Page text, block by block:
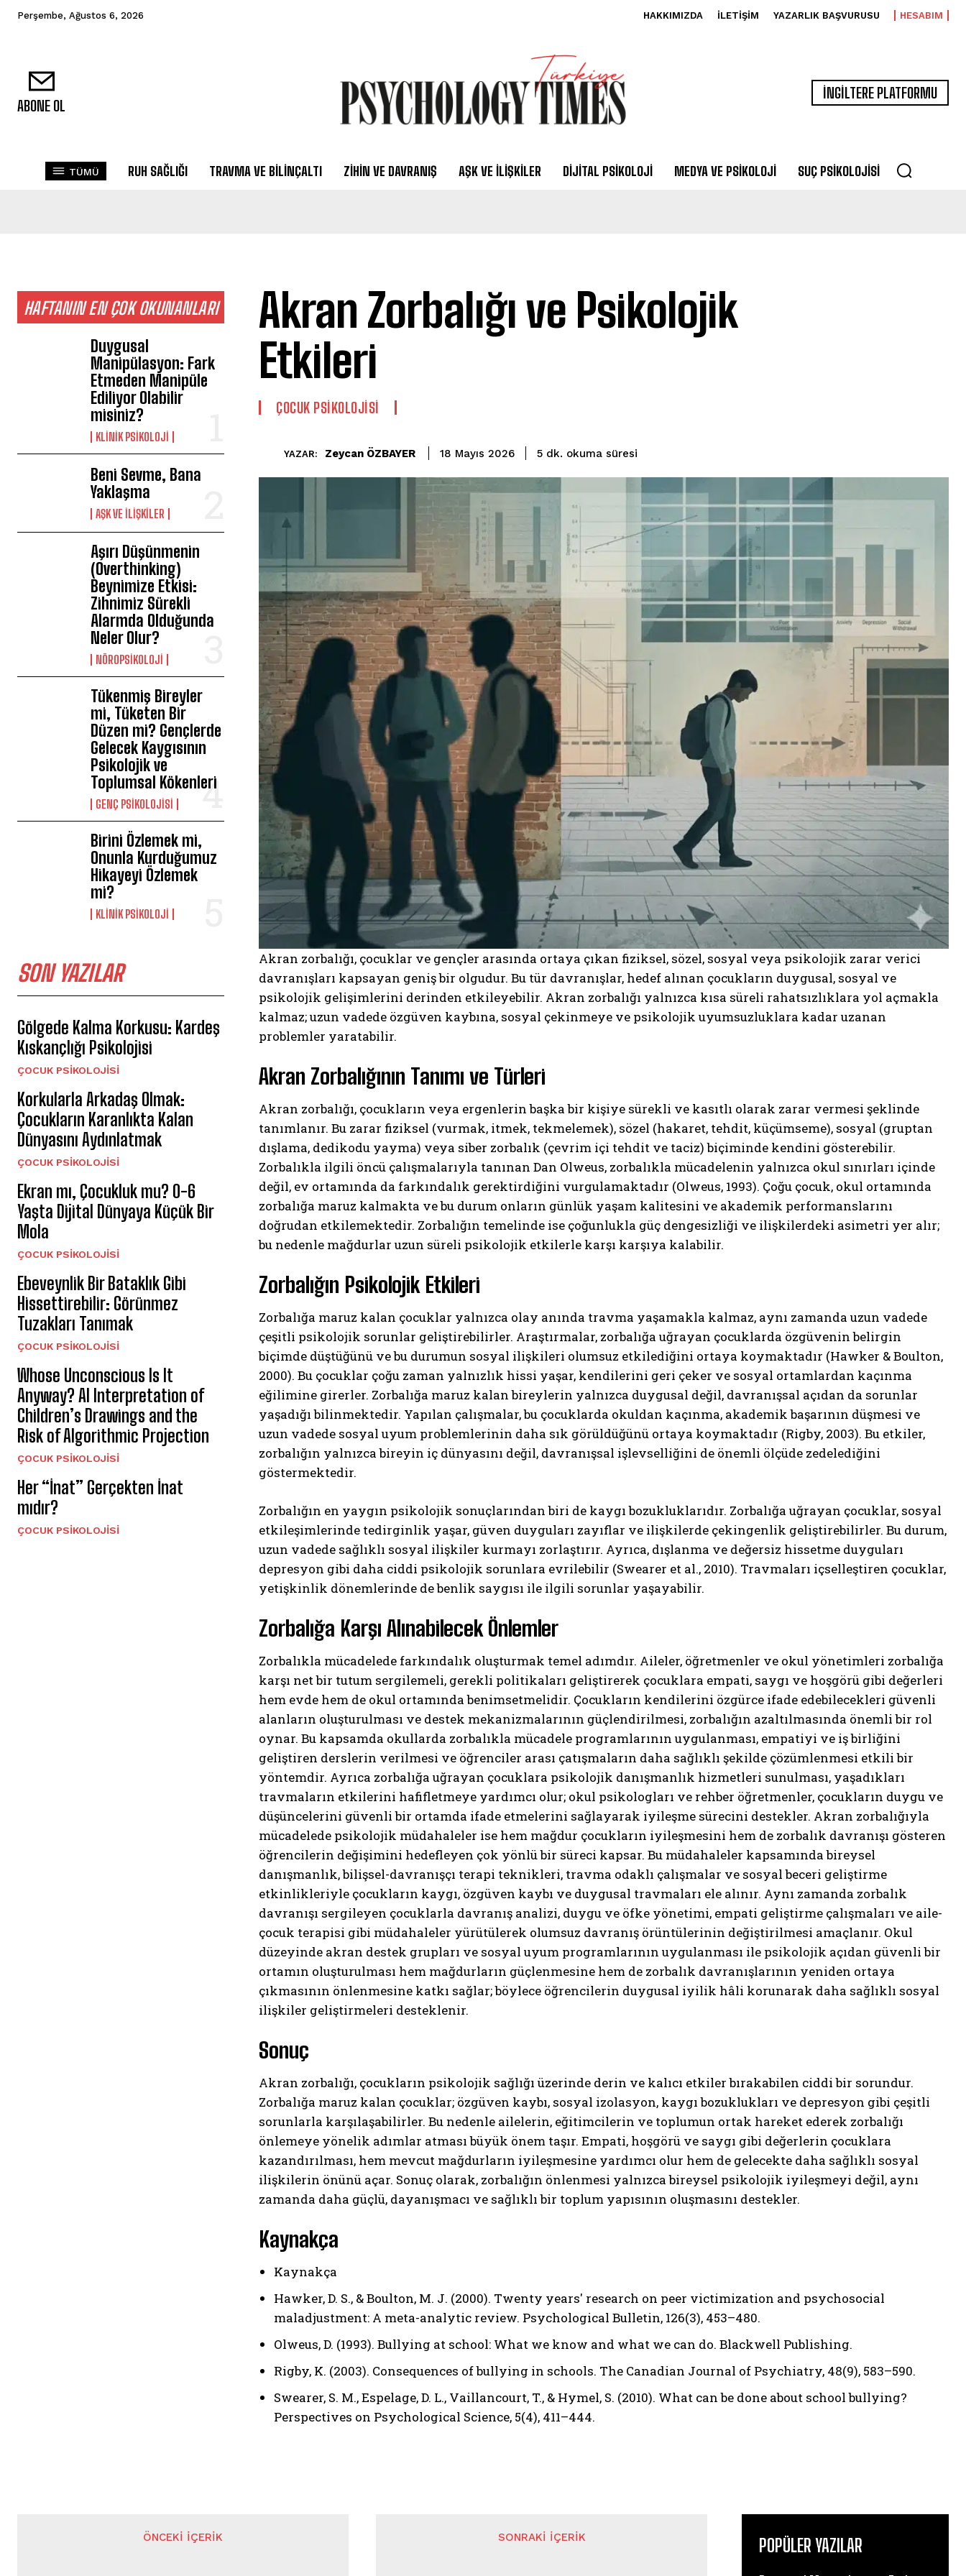
ABONE OL
Gizlilik politikasını
Perşembe, Ağustos 6, 2026 HAKKIMIZDA İLETIŞIM YAZARLIK BAŞVURUSU HESABIM
ABONE OL
İNGİLTERE PLATFORMU
TÜMÜ RUH SAĞLIĞI TRAVMA VE BILINÇALTI ZIHIN VE DAVRANIŞ AŞK VE İLIŞKILER DIJITAL PSIKOLOJI MEDYA VE PSIKOLOJI SUÇ PSIKOLOJISI
HAFTANIN EN ÇOK OKUNANLARI
Duygusal
Manipülasyon: Fark
Etmeden Manipüle
Ediliyor Olabilir
misiniz?
KLINIK PSIKOLOJI
Beni Sevme, Bana
Yaklaşma
AŞK VE İLIŞKILER
Aşırı Düşünmenin
(Overthinking)
Beynimize Etkisi:
Zihnimiz Sürekli
Alarmda Olduğunda
Neler Olur?
NÖROPSIKOLOJI
Tükenmiş Bireyler
mi, Tüketen Bir
Düzen mi? Gençlerde
Gelecek Kaygısının
Psikolojik ve
Toplumsal Kökenleri
GENÇ PSIKOLOJISI
Birini Özlemek mi,
Onunla Kurduğumuz
Hikayeyi Özlemek
mi?
KLINIK PSIKOLOJI
SON YAZILAR
Gölgede Kalma Korkusu: Kardeş
Kıskançlığı Psikolojisi
ÇOCUK PSIKOLOJISI
Korkularla Arkadaş Olmak:
Çocukların Karanlıkta Kalan
Dünyasını Aydınlatmak
ÇOCUK PSIKOLOJISI
Ekran mı, Çocukluk mu? 0-6
Yaşta Dijital Dünyaya Küçük Bir
Mola
ÇOCUK PSIKOLOJISI
Ebeveynlik Bir Bataklık Gibi
Hissettirebilir: Görünmez
Tuzakları Tanımak
ÇOCUK PSIKOLOJISI
Whose Unconscious Is It
Anyway? AI Interpretation of
Children’s Drawings and the
Risk of Algorithmic Projection
ÇOCUK PSIKOLOJISI
Her “İnat” Gerçekten İnat
mıdır?
ÇOCUK PSIKOLOJISI
Akran Zorbalığı ve Psikolojik
Etkileri
ÇOCUK PSIKOLOJISI
YAZAR: Zeycan ÖZBAYER 18 Mayıs 2026 5 dk. okuma süresi
Akran zorbalığı, çocuklar ve gençler arasında ortaya çıkan fiziksel, sözel, sosyal veya psikolojik zarar verici
davranışları kapsayan geniş bir olgudur. Bu tür davranışlar, hedef alınan çocukların duygusal, sosyal ve
psikolojik gelişimlerini derinden etkileyebilir. Akran zorbalığı yalnızca kısa süreli rahatsızlıklara yol açmakla
kalmaz; uzun vadede özgüven kaybına, sosyal çekinmeye ve psikolojik uyumsuzluklara kadar uzanan
problemler yaratabilir.
Akran Zorbalığının Tanımı ve Türleri
Akran zorbalığı, çocukların veya ergenlerin başka bir kişiye sürekli ve kasıtlı olarak zarar vermesi şeklinde
tanımlanır. Bu zarar fiziksel (vurmak, itmek, tekmelemek), sözel (hakaret, tehdit, küçümseme), sosyal (gruptan
dışlama, dedikodu yayma) veya siber zorbalık (çevrim içi tehdit ve taciz) biçiminde kendini gösterebilir.
Zorbalıkla ilgili öncü çalışmalarıyla tanınan Dan Olweus, zorbalıkla mücadelenin yalnızca okul sınırları içinde
değil, ev ortamında da farkındalık gerektirdiğini vurgulamaktadır (Olweus, 1993). Çoğu çocuk, okul ortamında
zorbalığa maruz kalmakta ve bu durum onların günlük yaşam kalitesini ve akademik performanslarını
doğrudan etkilemektedir. Zorbalığın temelinde ise çoğunlukla güç dengesizliği ve ilişkilerdeki asimetri yer alır;
bu nedenle mağdurlar uzun süreli psikolojik etkilerle karşı karşıya kalabilir.
Zorbalığın Psikolojik Etkileri
Zorbalığa maruz kalan çocuklar yalnızca olay anında travma yaşamakla kalmaz, aynı zamanda uzun vadede
çeşitli psikolojik sorunlar geliştirebilirler. Araştırmalar, zorbalığa uğrayan çocuklarda özgüvenin belirgin
biçimde düştüğünü ve bu durumun sosyal ilişkileri olumsuz etkilediğini ortaya koymaktadır (Hawker & Boulton,
2000). Bu çocuklar çoğu zaman yalnızlık hissi yaşar, kendilerini geri çeker ve sosyal ortamlardan kaçınma
eğilimine girerler. Zorbalığa maruz kalan bireylerin yalnızca duygusal değil, davranışsal açıdan da sorunlar
yaşadığı bilinmektedir. Yapılan çalışmalar, bu çocuklarda okuldan kaçınma, akademik başarının düşmesi ve
uzun vadede sosyal uyum problemlerinin daha sık görüldüğünü ortaya koymaktadır (Rigby, 2003). Bu etkiler,
zorbalığın yalnızca bireyin iç dünyasını değil, davranışsal işlevselliğini de önemli ölçüde zedelediğini
göstermektedir.
Zorbalığın en yaygın psikolojik sonuçlarından biri de kaygı bozukluklarıdır. Zorbalığa uğrayan çocuklar, sosyal
etkileşimlerinde tedirginlik yaşar, güven duyguları zayıflar ve ilişkilerde çekingenlik geliştirebilirler. Bu durum,
uzun vadede sağlıklı sosyal ilişkiler kurmayı zorlaştırır. Ayrıca, dışlanma ve değersiz hissetme duyguları
depresyon gibi daha ciddi psikolojik sorunlara evrilebilir (Swearer et al., 2010). Travmaları içselleştiren çocuklar,
yetişkinlik dönemlerinde de benlik saygısı ile ilgili sorunlar yaşayabilir.
Zorbalığa Karşı Alınabilecek Önlemler
Zorbalıkla mücadelede farkındalık oluşturmak temel adımdır. Aileler, öğretmenler ve okul yönetimleri zorbalığa
karşı net bir tutum sergilemeli, gerekli politikaları geliştirerek çocuklara empati, saygı ve hoşgörü gibi değerleri
hem evde hem de okul ortamında benimsetmelidir. Çocukların kendilerini özgürce ifade edebilecekleri güvenli
alanların oluşturulması ve destek mekanizmalarının güçlendirilmesi, zorbalığın azaltılmasında önemli bir rol
oynar. Bu kapsamda okullarda zorbalıkla mücadele programlarının uygulanması, empatiyi ve iş birliğini
geliştiren derslerin verilmesi ve öğrenciler arası çatışmaların daha sağlıklı şekilde çözümlenmesi etkili bir
yöntemdir. Ayrıca zorbalığa uğrayan çocuklara psikolojik danışmanlık hizmetleri sunulması, yaşadıkları
travmaların etkilerini hafifletmeye yardımcı olur; okul psikologları ve rehber öğretmenler, çocukların duygu ve
düşüncelerini güvenli bir ortamda ifade etmelerini sağlayarak iyileşme sürecini destekler. Akran zorbalığıyla
mücadelede psikolojik müdahaleler ise hem mağdur çocukların iyileşmesini hem de zorbalık davranışı gösteren
öğrencilerin değişimini hedefleyen çok yönlü bir süreci kapsar. Bu müdahaleler kapsamında bireysel
danışmanlık, bilişsel-davranışçı terapi teknikleri, travma odaklı çalışmalar ve sosyal beceri geliştirme
etkinlikleriyle çocukların kaygı, özgüven kaybı ve duygusal travmaları ele alınır. Aynı zamanda zorbalık
davranışı sergileyen çocuklarla davranış analizi, duygu ve öfke yönetimi, empati geliştirme çalışmaları ve aile-
çocuk terapisi gibi müdahaleler yürütülerek olumsuz davranış örüntülerinin değiştirilmesi amaçlanır. Okul
düzeyinde akran destek grupları ve sosyal uyum programlarının uygulanması ile psikolojik açıdan güvenli bir
ortamın oluşturulması hem mağdurların güçlenmesine hem de zorbalık davranışlarının yeniden ortaya
çıkmasının önlenmesine katkı sağlar; böylece öğrencilerin duygusal iyilik hâli korunarak daha sağlıklı sosyal
ilişkiler geliştirmeleri desteklenir.
Sonuç
Akran zorbalığı, çocukların psikolojik sağlığı üzerinde derin ve kalıcı etkiler bırakabilen ciddi bir sorundur.
Zorbalığa maruz kalan çocuklar; özgüven kaybı, sosyal izolasyon, kaygı bozuklukları ve depresyon gibi çeşitli
sorunlarla karşılaşabilirler. Bu nedenle ailelerin, eğitimcilerin ve toplumun ortak hareket ederek zorbalığı
önlemeye yönelik adımlar atması büyük önem taşır. Empati, hoşgörü ve saygı gibi değerlerin çocuklara
kazandırılması, hem mevcut mağdurların iyileşmesine yardımcı olur hem de gelecekte daha sağlıklı sosyal
ilişkilerin önünü açar. Sonuç olarak, zorbalığın önlenmesi yalnızca bireysel psikolojik iyileşmeyi değil, aynı
zamanda daha güçlü, dayanışmacı ve sağlıklı bir toplum yapısının oluşmasını destekler.
Kaynakça
Kaynakça
Hawker, D. S., & Boulton, M. J. (2000). Twenty years' research on peer victimization and psychosocial
maladjustment: A meta-analytic review. Psychological Bulletin, 126(3), 453–480.
Olweus, D. (1993). Bullying at school: What we know and what we can do. Blackwell Publishing.
Rigby, K. (2003). Consequences of bullying in schools. The Canadian Journal of Psychiatry, 48(9), 583–590.
Swearer, S. M., Espelage, D. L., Vaillancourt, T., & Hymel, S. (2010). What can be done about school bullying?
Perspectives on Psychological Science, 5(4), 411–444.
ÖNCEKI İÇERIK SONRAKI İÇERIK POPÜLER YAZILAR